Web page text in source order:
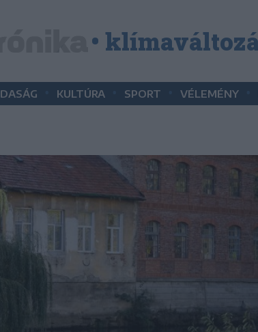
•
KULTÚRA SPORT VÉLEMÉNY